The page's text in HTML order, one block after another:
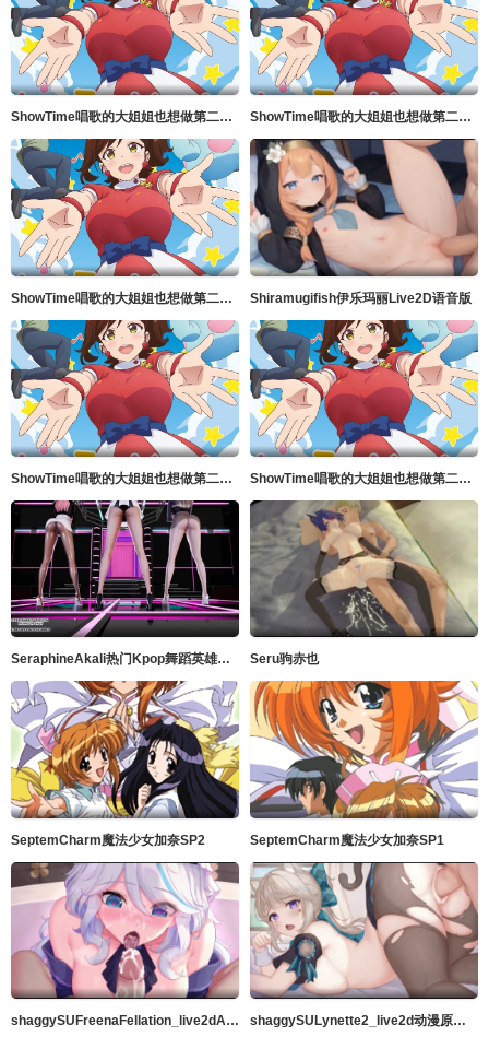
ShowTime唱歌的大姐姐也想做第二季_第04集 ShowTime唱歌的大姐姐也想做第二季_第02集
ShowTime唱歌的大姐姐也想做第二季_第01集 Shiramugifish伊乐玛丽Live2D语音版
ShowTime唱歌的大姐姐也想做第二季_第05集 ShowTime唱歌的大姐姐也想做第二季_第03集
SeraphineAkali热门Kpop舞蹈英雄联盟 Seru驹赤也
SeptemCharm魔法少女加奈SP2 SeptemCharm魔法少女加奈SP1
shaggySUFreenaFellation_live2dAnimeGenshinImpact完整版带ASMR音频MP42K高品质暨在嘴里60fps shaggySULynette2_live2d动漫原神完整版带ASMR音频MP42k高品质中出60fps